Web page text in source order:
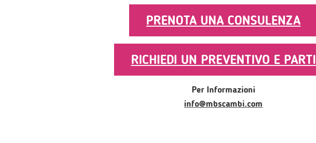
PRENOTA UNA CONSULENZA
RICHIEDI UN PREVENTIVO E PARTI
Per Informazioni
info@mbscambi.com